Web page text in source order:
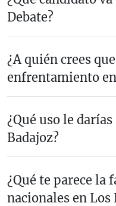
Debate?
¿A quién crees
enfrentamiento
¿Qué uso le
Badajoz?
¿Qué te parece la
nacionales en Los